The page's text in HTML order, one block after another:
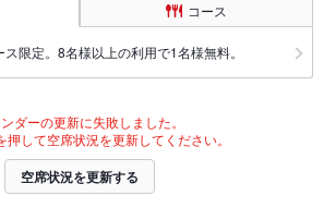
コース
ス限定。8名様以上の利用で1名様無料。
ダーの更新に失敗しました。
押して空席状況を更新してください。
空席状況を更新する